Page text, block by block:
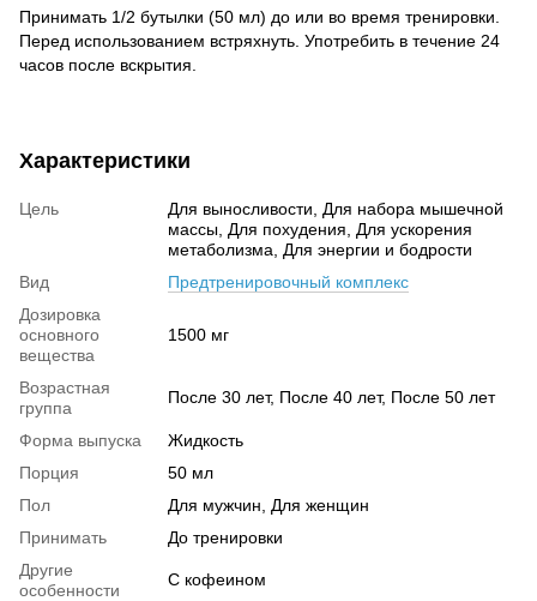
Принимать 1/2 бутылки (50 мл) до или во время тренировки.
Перед использованием встряхнуть. Употребить в течение 24
часов после вскрытия.
Характеристики
Цель
Для выносливости, Для набора мышечной
массы, Для похудения, Для ускорения
метаболизма, Для энергии и бодрости
Вид
Предтренировочный комплекс
Дозировка
основного
вещества
1500 мг
Возрастная
группа
После 30 лет, После 40 лет, После 50 лет
Форма выпуска
Жидкость
Порция
50 мл
Пол
Для мужчин, Для женщин
Принимать
До тренировки
Другие
особенности
С кофеином